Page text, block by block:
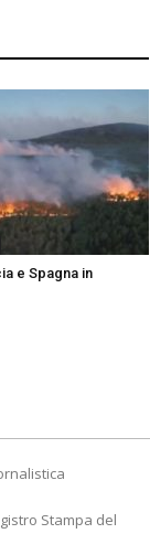
e Spagna in
Stampa del